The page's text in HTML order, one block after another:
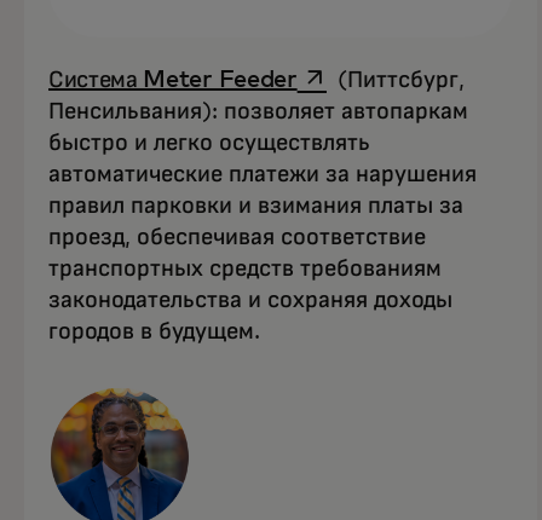
Система Meter Feederopens in a new tab
(Питтсбург,
Пенсильвания): позволяет автопаркам
быстро и легко осуществлять
автоматические платежи за нарушения
правил парковки и взимания платы за
проезд, обеспечивая соответствие
транспортных средств требованиям
законодательства и сохраняя доходы
городов в будущем.